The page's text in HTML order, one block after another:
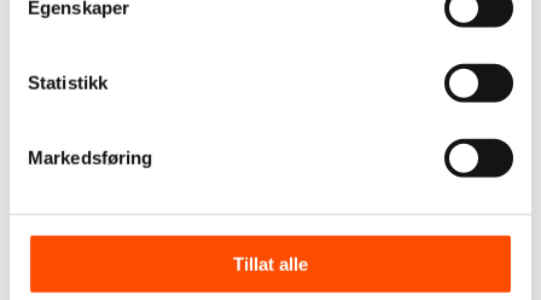
Egenskaper
Statistikk
Markedsføring
Tillat alle
Gjennom sitt engasjement i DNF-48, bidro han blant
homoseksuelle forbindelser mellom menn i 1972.
Et tema som var spesielt viktig for Aasmund, var
forum der man kunne snakke om homofili og
kristendom i samme setning på den tiden, ifølge
han.